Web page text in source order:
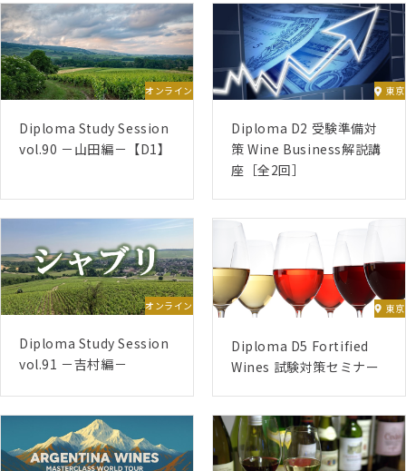
オンライン
Diploma Study Session
vol.90 －山田編－【D1】
東京
Diploma D2 受験準備対
策 Wine Business解説講
座［全2回］
オンライン
Diploma Study Session
vol.91 －吉村編－
東京
Diploma D5 Fortified
Wines 試験対策セミナー